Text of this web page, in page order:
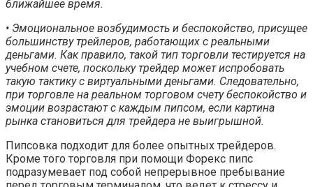
ближайшее время.
• Эмоциональное возбудимость и беспокойство, присущее
большинству трейлеров, работающих с реальными
деньгами. Как правило, такой тип торговли тестируется на
учебном счете, поскольку трейдер может испробовать
такую тактику с виртуальными деньгами. Следовательно,
при торговле на реальном торговом счету беспокойство и
эмоции возрастают с каждым пипсом, если картина
рынка становиться для трейдера не выигрышной.
Пипсовка подходит для более опытных трейдеров.
Кроме того торговля при помощи Форекс пипс
подразумевает под собой непрерывное пребывание